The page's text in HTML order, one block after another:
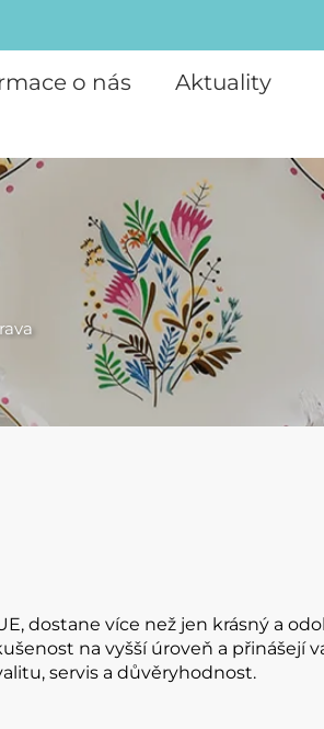
o nás
Aktuality
dostane více než jen krásný a
na vyšší úroveň a přinášejí
servis a důvěryhodnost.